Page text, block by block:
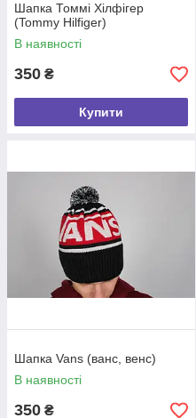
Шапка Томмі Хілфігер
(Tommy Hilfiger)
В наявності
350 ₴
Купити
Шапка Vans (ванс, венс)
В наявності
350 ₴